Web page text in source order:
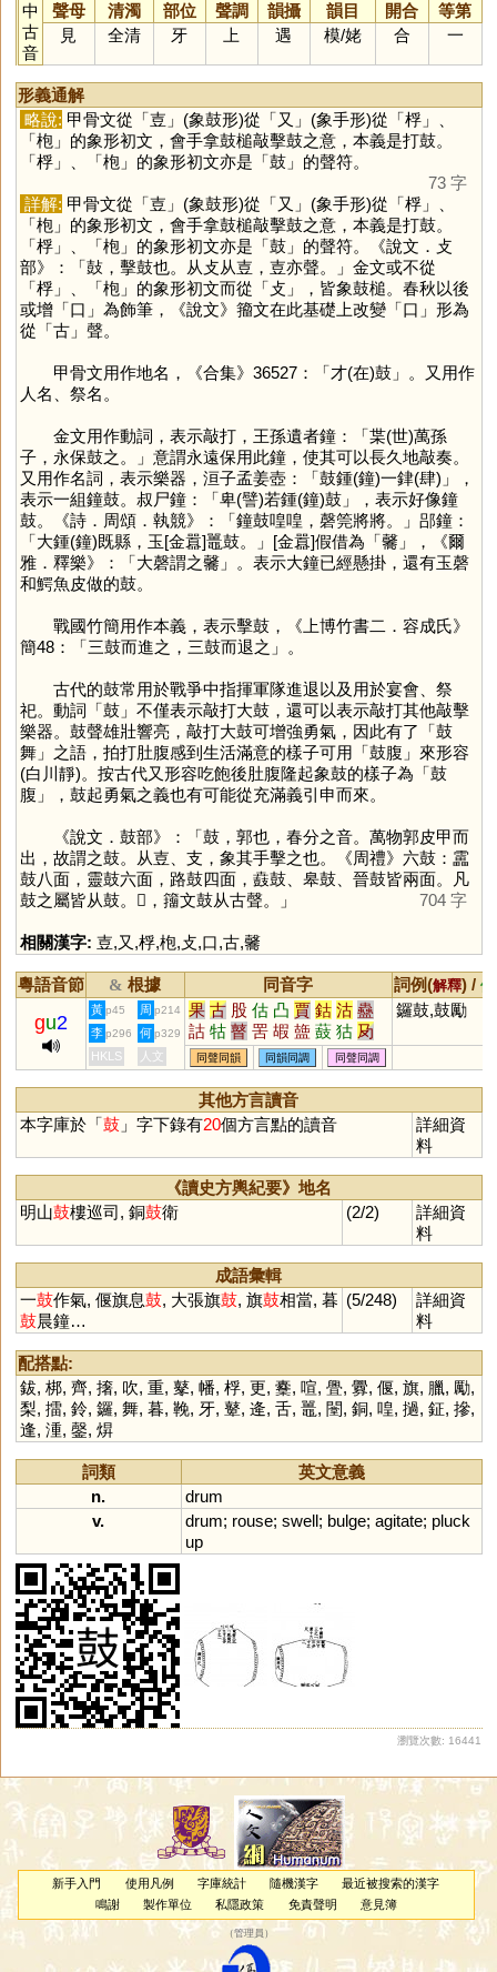
中
古
音
聲母 清濁 部位 聲調 韻攝 韻目 開合
等第
見
全清 牙 上 遇 模/姥 合 一
形義通解
略說: 甲骨文從「壴 」(象鼓形)從「又 」(象手形)從「桴」、
「枹」的象形初文，會手拿鼓槌敲擊鼓之意，本義是打鼓。
「桴」、「枹」的象形初文亦是「鼓」的聲符。
73 字
詳解: 甲骨文從「壴 」(象鼓形)從「又 」(象手形)從「桴」、
「枹」的象形初文，會手拿鼓槌敲擊鼓之意，本義是打鼓。
「桴」、「枹」的象形初文亦是「鼓」的聲符。《說文．攴
部》：「鼔，擊鼓也。从攴从壴，壴亦聲。」金文或不從
「桴」、「枹」的象形初文而從「攴 」，皆象鼓槌。春秋以後
或增「口 」為飾筆，《說文》籀文在此基礎上改變「口 」形為
從「古」聲。
甲骨文用作地名，《合集》36527：「才(在)鼓」。又用作
人名、祭名。
金文用作動詞，表示敲打，王孫遺者鐘：「枼(世)萬孫
子，永保鼓之。」意謂永遠保用此鐘，使其可以長久地敲奏。
又用作名詞，表示樂器，洹子孟姜壺：「鼓鍾(鐘)一銉(肆)」，
表示一組鐘鼓。叔尸鐘：「卑(譬)若鍾(鐘)鼓」，表示好像鐘
鼓。《詩．周頌．執競》：「鐘鼓喤喤，磬筦將將。」郘鐘：
「大鍾(鐘)既縣，玉[金囂]鼉鼓。」[金囂]假借為「毊」，《爾
雅．釋樂》：「大磬謂之毊」。表示大鐘已經懸掛，還有玉磬
和鰐魚皮做的鼓。
戰國竹簡用作本義，表示擊鼓，《上博竹書二．容成氏》
簡48：「三鼓而進之，三鼓而退之」。
古代的鼓常用於戰爭中指揮軍隊進退以及用於宴會、祭
祀。動詞「鼓」不僅表示敲打大鼓，還可以表示敲打其他敲擊
樂器。鼓聲雄壯響亮，敲打大鼓可增強勇氣，因此有了「鼓
舞」之語，拍打肚腹感到生活滿意的樣子可用「鼓腹」來形容
(白川靜)。按古代又形容吃飽後肚腹隆起象鼓的樣子為「鼓
腹」，鼓起勇氣之義也有可能從充滿義引申而來。
《說文．鼓部》：「鼓，郭也，春分之音。萬物郭皮甲而
出，故謂之鼓。从壴、支，象其手擊之也。《周禮》六鼓：靁
鼓八面，靈鼓六面，路鼓四面，鼖鼓、皋鼓、晉鼓皆兩面。凡
鼓之屬皆从鼓。𪔐，籒文鼓从古聲。」
704 字
相關漢字: 壴,又,桴,枹,攴,口,古,毊
粵語音節 & 根據 同音字 詞例(解釋) /
gu2
黃 p45 周 p214 果 古 股 估 凸 賈 鈷 沽 蠱
詁 牯 瞽 罟 嘏 䀇 薣 狜 夃
盬 蛌 臌 羖
鑼鼓,鼓勵
李 p296 何 p329
HKLS 人文 同聲同韻 同韻同調 同聲同調
其他方言讀音
本字庫於「鼓」字下錄有20個方言點的讀音
詳細資
料
《讀史方輿紀要》地名
明山鼓樓巡司, 銅鼓衛 (2/2)
詳細資
料
成語彙輯
一鼓作氣, 偃旗息鼓, 大張旗鼓, 旗鼓相當, 暮
鼓晨鐘…
(5/248)
詳細資
料
配搭點:
鈸, 梆, 齊, 撦, 吹, 重, 鼕, 幡, 桴, 更, 櫜, 喧, 舋, 釁, 偃, 旗, 臘, 勵,
梨, 擂, 鈴, 鑼, 舞, 暮, 鞔, 牙, 鼙, 逄, 舌, 鼉, 闛, 銅, 喤, 撾, 鉦, 摻,
逢, 湩, 鏧, 焺
詞類
英文意義
n.
drum
v.
drum; rouse; swell; bulge; agitate; pluck
up
瀏覽次數: 16441
新手入門 使用凡例 字庫統計 隨機漢字
最近被搜索的漢字
鳴謝
製作單位 私隱政策 免責聲明 意見簿
（管理員 ）